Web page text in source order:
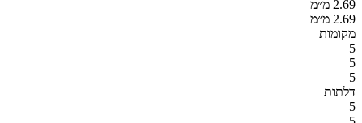
2.69 מ״מ
2.69 מ״מ
מקומות
5
5
5
דלתות
5